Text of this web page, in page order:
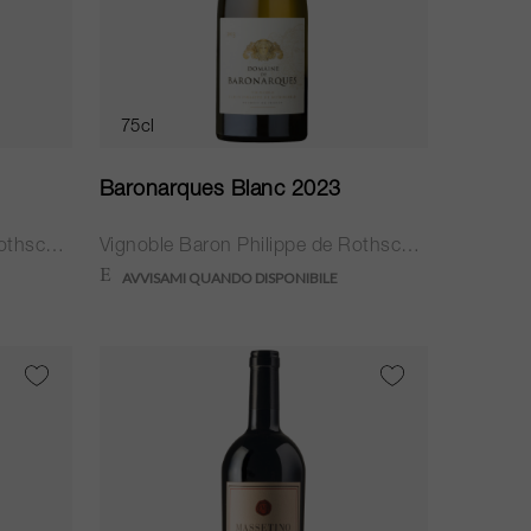
Vignoble Baron Philippe de Rothschild
75cl
Baronarques Blanc 2023
Vignoble Baron Philippe de Rothschild